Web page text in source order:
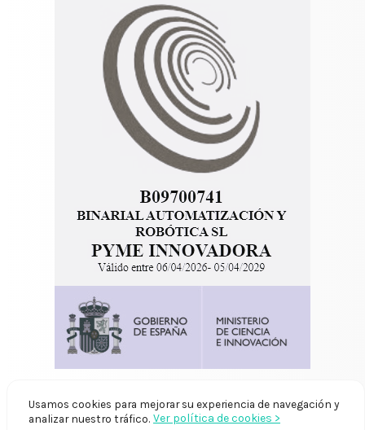
Usamos cookies para mejorar su experiencia de navegación y
analizar nuestro tráfico. Ver política de cookies >